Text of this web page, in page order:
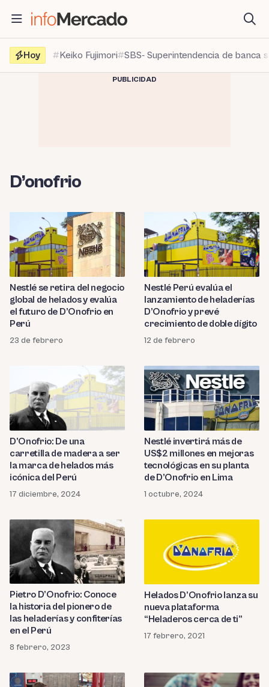
contenido
Hoy
Keiko Fujimori SBS- Superintendencia de banca
PUBLICIDAD
D’onofrio
Nestlé se retira del negocio
global de helados y evalúa
el futuro de D’Onofrio en
Perú
23 de febrero
Nestlé Perú evalúa el
lanzamiento de heladerías
D’Onofrio y prevé
crecimiento de doble dígito
12 de febrero
D’Onofrio: De una
carretilla de madera a ser
la marca de helados más
icónica del Perú
17 diciembre, 2024
Nestlé invertirá más de
US$2 millones en mejoras
tecnológicas en su planta
de D’Onofrio en Lima
1 octubre, 2024
Pietro D’Onofrio: Conoce
la historia del pionero de
las heladerías y confiterías
en el Perú
8 febrero, 2023
Helados D’Onofrio lanza su
nueva plataforma
“Heladeros cerca de ti”
17 febrero, 2021